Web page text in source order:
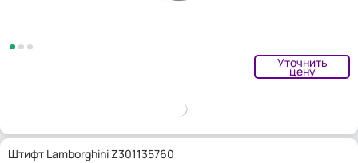
Уточнить
цену
Штифт Lamborghini Z301135760